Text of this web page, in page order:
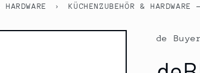
› KÜCHENZUBEHÖR &
de Buyer